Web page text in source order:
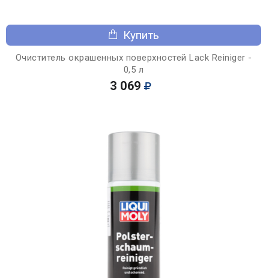
Купить
Очиститель окрашенных поверхностей Lack Reiniger -
0,5 л
3 069